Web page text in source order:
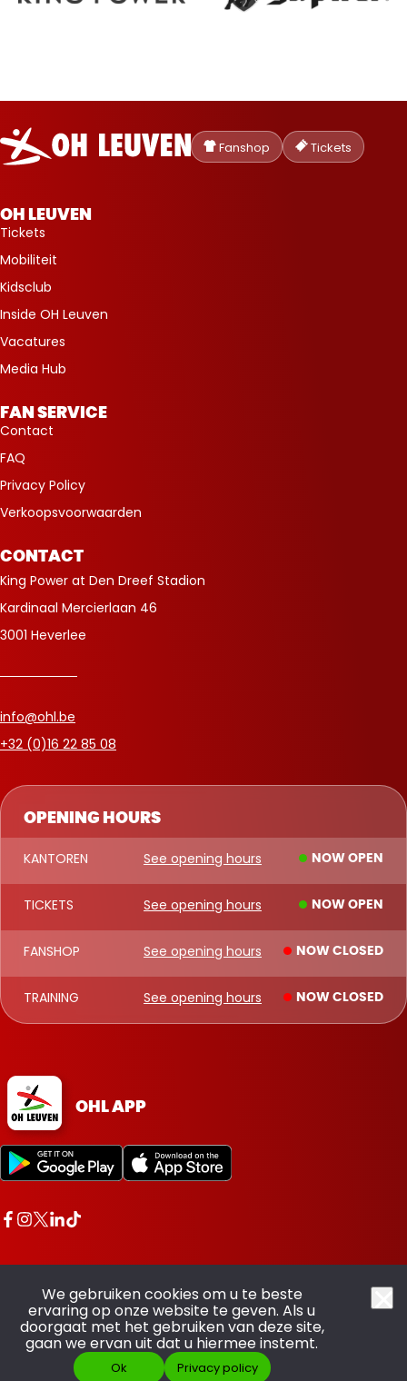
Oud-
Heverlee
Leuven
Fanshop Tickets
OPENING HOURS
KANTOREN See opening hours NOW OPEN
TICKETS See opening hours NOW OPEN
FANSHOP See opening hours NOW CLOSED
TRAINING See opening hours NOW CLOSED
OH LEUVEN
Tickets
Mobiliteit
Kidsclub
Inside OH Leuven
Vacatures
Media Hub
FAN SERVICE
Contact
FAQ
Privacy Policy
Verkoopsvoorwaarden
CONTACT
King Power at Den Dreef Stadion
Kardinaal Mercierlaan 46
3001 Heverlee
info@ohl.be
+32 (0)16 22 85 08
OHL APP
All rights reserved OHL - © 2026
Made with pride by
We gebruiken cookies om u te beste
ervaring op onze website te geven. Als u
doorgaat met het gebruiken van deze site,
gaan we ervan uit dat u hiermee instemt.
Ok Privacy policy